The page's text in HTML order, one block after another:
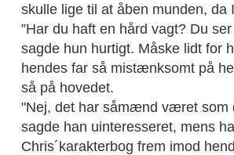
skulle lige til at åben munden, da
”Har du haft en hård vagt? Du
sagde hun hurtigt. Måske lidt for
hendes far så mistænksomt på
så på hovedet.
"Nej, det har såmænd været som
sagde han uinteresseret, mens
Chris´karakterbog frem imod